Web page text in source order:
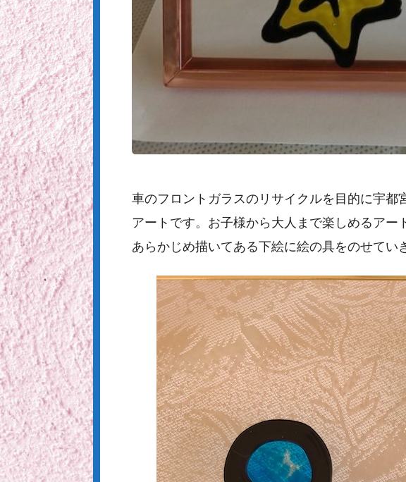
車のフロントガラスのリサイクルを目的に宇
アートです。お子様から大人まで楽しめるアー
あらかじめ描いてある下絵に絵の具をのせてい